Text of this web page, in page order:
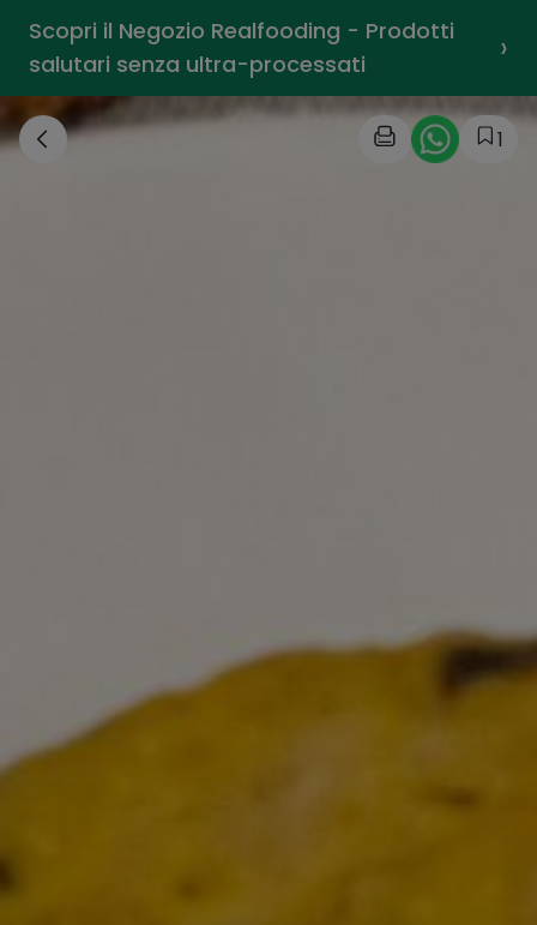
Scopri il Negozio Realfooding - Prodotti
salutari senza ultra-processati
›
1